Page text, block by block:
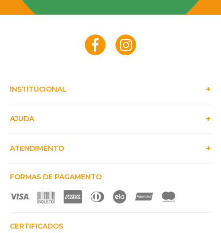
INSTITUCIONAL
AJUDA
ATENDIMENTO
FORMAS DE PAGAMENTO
CERTIFICADOS